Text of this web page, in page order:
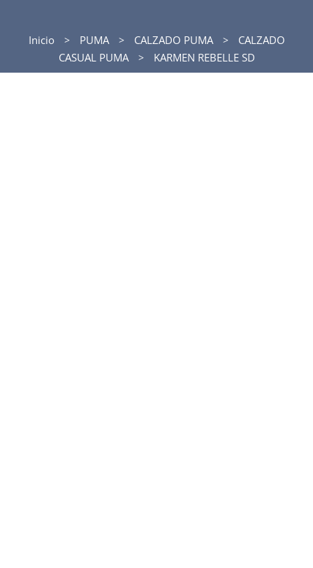
Inicio PUMA CALZADO PUMA
CALZADO
CASUAL PUMA
KARMEN REBELLE SD